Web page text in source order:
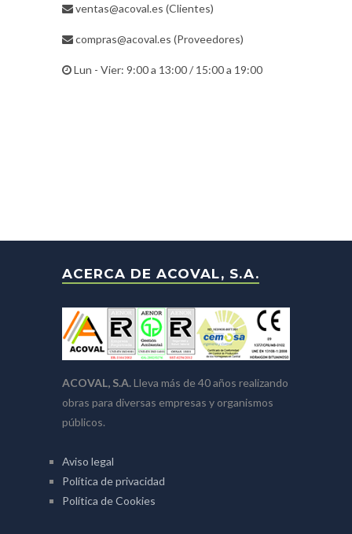
ventas@acoval.es (Clientes)
compras@acoval.es (Proveedores)
Lun - Vier: 9:00 a 13:00 / 15:00 a 19:00
ACERCA DE ACOVAL, S.A.
ACOVAL, S.A.Lleva más de 40 años realizando
obras para diversas empresas y organismos
públicos.
Aviso legal
Política de privacidad
Política de Cookies